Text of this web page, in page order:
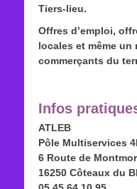
Tiers-lieu.
Offres d’emploi,
locales et même un
commerçants du
Infos
ATLEB
Pôle Multiservices
6 Route de
16250 Côteaux du